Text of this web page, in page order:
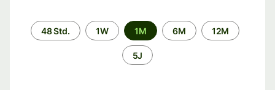
Zeitraum
48 Std. 1W 1M 6M 12M
5J